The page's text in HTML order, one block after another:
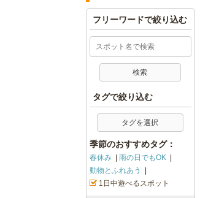
フリーワードで絞り込む
タグで絞り込む
タグを選択
季節のおすすめタグ：
春休み
雨の日でもOK
動物とふれあう
1日中遊べるスポット